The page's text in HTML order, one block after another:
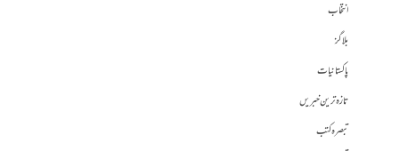
انتخاب
بلاگز
پاکستانیات
تازہ ترین خبریں
تبصرہ کتب